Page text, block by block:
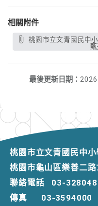
相關附件
最後更新日期：
桃園市立文青國民中小
桃園市龜山區樂善二
聯絡電話
03-
傳真
03-3594000